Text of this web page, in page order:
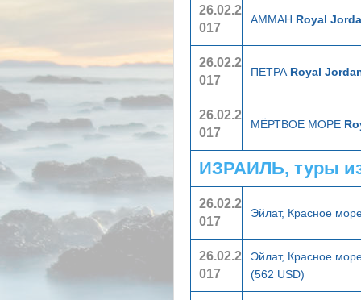
26.02.2
017
АММАН Royal
26.02.2
017
ПЕТРА Royal
26.02.2
017
МЁРТВОЕ МОРЕ
ИЗРАИЛЬ, туры
26.02.2
017
Эйлат, Красное
26.02.2
017
Эйлат, Красное
(562 USD)